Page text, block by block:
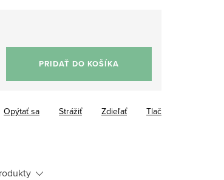
PRIDAŤ DO KOŠÍKA
Tlač
Opýtať sa Strážiť Zdieľať